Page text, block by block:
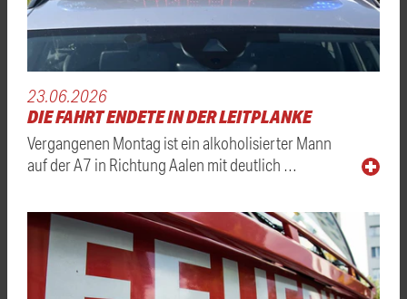
23.06.2026
DIE FAHRT ENDETE IN DER LEITPLANKE
Vergangenen Montag ist ein alkoholisierter Mann
auf der A7 in Richtung Aalen mit deutlich …